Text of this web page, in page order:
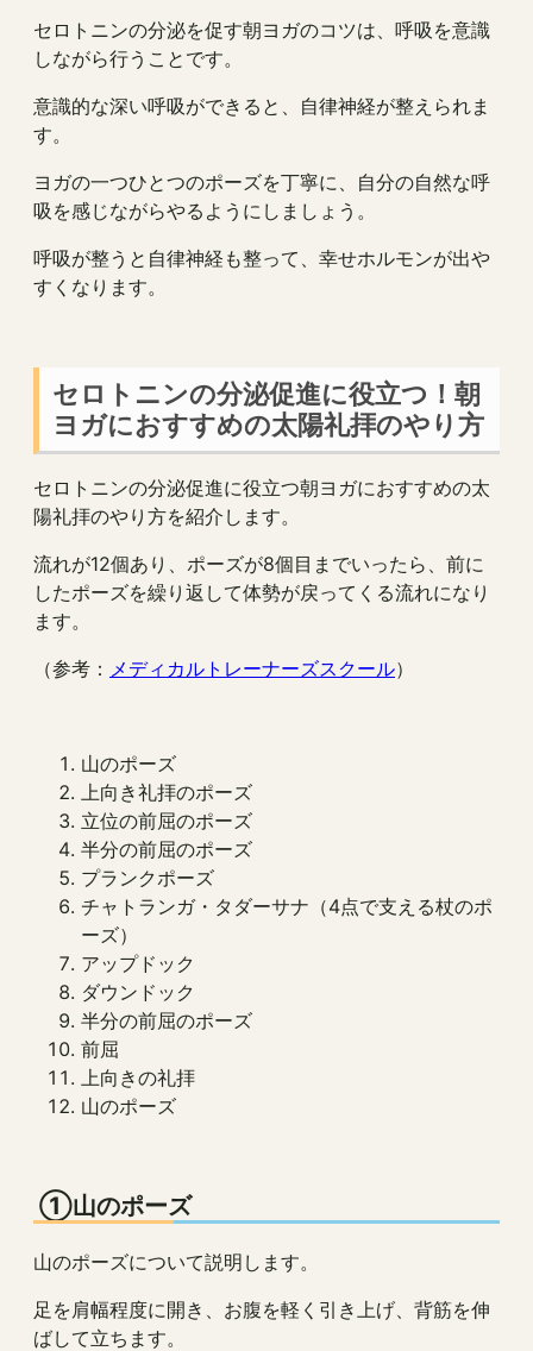
セロトニンの分泌を促す朝ヨガのコツは、呼吸を意識
しながら行うことです。
意識的な深い呼吸ができると、自律神経が整えられま
す。
ヨガの一つひとつのポーズを丁寧に、自分の自然な呼
吸を感じながらやるようにしましょう。
呼吸が整うと自律神経も整って、幸せホルモンが出や
すくなります。
セロトニンの分泌促進に役立つ！朝
ヨガにおすすめの太陽礼拝のやり方
セロトニンの分泌促進に役立つ朝ヨガにおすすめの太
陽礼拝のやり方を紹介します。
流れが12個あり、ポーズが8個目までいったら、前に
したポーズを繰り返して体勢が戻ってくる流れになり
ます。
（参考： メディカルトレーナーズスクール）
山のポーズ
上向き礼拝のポーズ
立位の前屈のポーズ
半分の前屈のポーズ
プランクポーズ
チャトランガ・タダーサナ（4点で支える杖のポ
ーズ）
アップドック
ダウンドック
半分の前屈のポーズ
前屈
上向きの礼拝
山のポーズ
①山のポーズ
山のポーズについて説明します。
足を肩幅程度に開き、お腹を軽く引き上げ、背筋を伸
ばして立ちます。